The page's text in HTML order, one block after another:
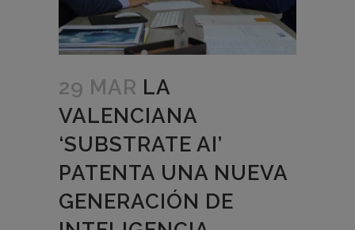
29 MAR LA
VALENCIANA
‘SUBSTRATE AI’
PATENTA UNA NUEVA
GENERACIÓN DE